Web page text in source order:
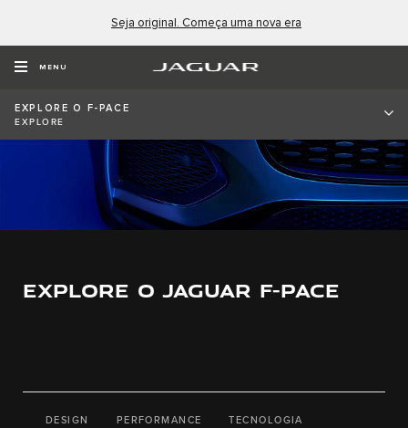
Seja original. Começa uma nova era
MENU
EXPLORE O F-PACE
EXPLORE
EXPLORE O JAGUAR F-PACE
DESIGN PERFORMANCE TECNOLOGIA